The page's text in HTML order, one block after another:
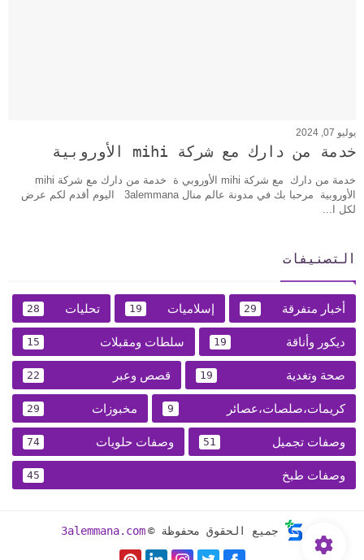
يوليو 07, 2024
خدمة من دارك مع شركة mihi الأوروبية
خدمة من دارك مع شركة mihi الأوروبي ة خدمة من دارك مع شركة mihi
الأوروبية مرحبا بك في مدونة عالم منال 3alemmana اليوم أقدم لكم عرض
لكل ا...
التصنيفات
أخبار متفرقة 29 إسلاميات 19 تحليات 28
ديكور وأناقة 19 سلطات ومقبلات 15
صحة وتغدية 19 قصص وعبر 22
كريمات،صلصات،عصائر 9 مخبوزات 29
وصفات تجميل 51 وصفات حلويات 74
وصفات طبخ 45
جميع الحقوق محفوظة © 3alemmana.com